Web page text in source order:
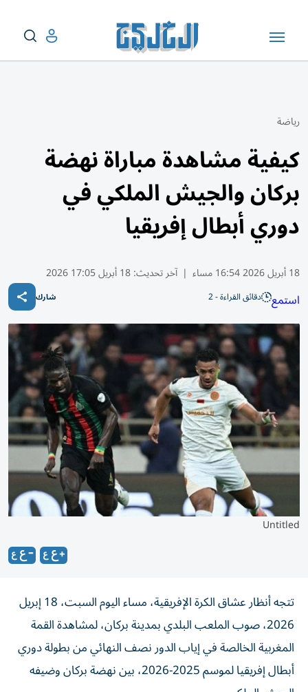
رياضة
كيفية مشاهدة مباراة نهضة
بركان والجيش الملكي في
دوري أبطال إفريقيا
18 أبريل 2026 16:54 مساء | آخر تحديث:18 أبريل 17:05 2026
استمع دقائق القراءة - 2 شارك
Untitled
تتجه أنظار عشاق الكرة الإفريقية، مساء اليوم السبت، 18 إبريل
2026، صوب الملعب البلدي بمدينة بركان، لمشاهدة القمة
المغربية الخالصة في إياب الدور نصف النهائي من بطولة دوري
أبطال إفريقيا لموسم 2025-2026، بين نهضة بركان وضيفه